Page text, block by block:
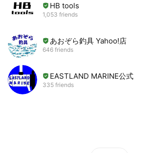
HB tools
1,053 friends
あおぞら釣具 Yahoo!店
646 friends
EASTLAND MARINE公式
335 friends